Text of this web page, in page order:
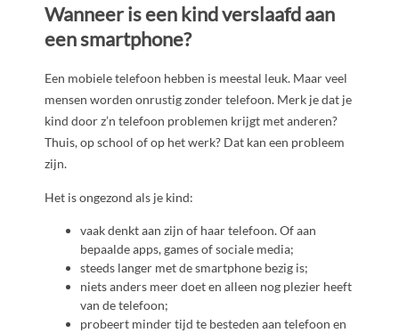
Wanneer is een kind verslaafd aan
een smartphone?
Een mobiele telefoon hebben is meestal leuk. Maar veel
mensen worden onrustig zonder telefoon. Merk je dat je
kind door z’n telefoon problemen krijgt met anderen?
Thuis, op school of op het werk? Dat kan een probleem
zijn.
Het is ongezond als je kind:
vaak denkt aan zijn of haar telefoon. Of aan
bepaalde apps, games of sociale media;
steeds langer met de smartphone bezig is;
niets anders meer doet en alleen nog plezier heeft
van de telefoon;
probeert minder tijd te besteden aan telefoon en